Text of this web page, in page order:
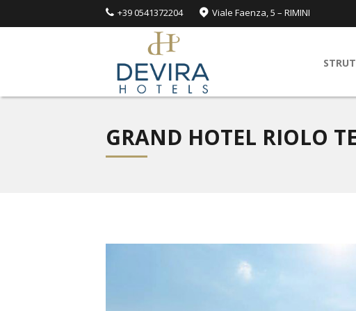
+39 0541372204 Viale Faenza, 5 – RIMINI
GRAND HOTEL RIOLO